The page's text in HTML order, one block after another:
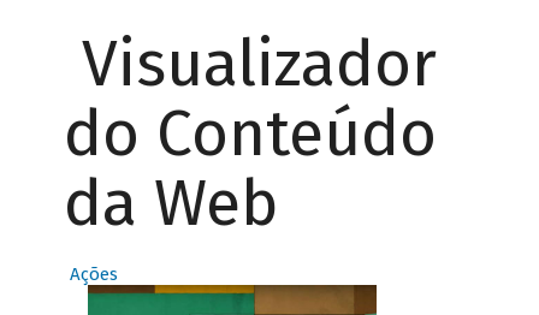
Visualizador
do Conteúdo
da Web
Ações